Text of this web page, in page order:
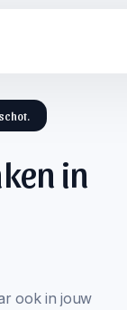
in
ook in jouw